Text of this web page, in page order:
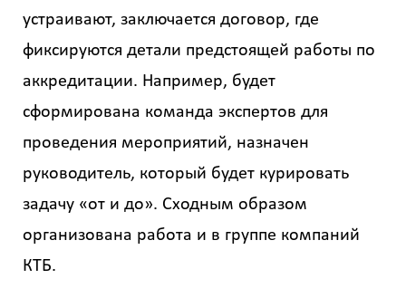
устраивают, заключается договор, где
фиксируются детали предстоящей работы по
аккредитации. Например, будет
сформирована команда экспертов для
проведения мероприятий, назначен
руководитель, который будет курировать
задачу «от и до». Сходным образом
организована работа и в группе компаний
КТБ.